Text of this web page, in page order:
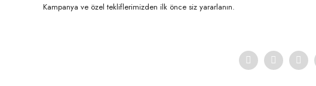
Ürün bilgilerinde hatalar bulunuyor.
Kampanya ve özel tekliflerimizden ilk önce siz yararlanın.